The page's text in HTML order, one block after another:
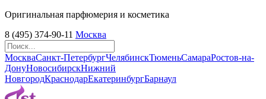
Оригинальная парфюмерия и косметика
8 (495) 374-90-11 Москва
МоскваСанкт-ПетербургЧелябинскТюменьСамараРостов-на-
ДонуНовосибирскНижний
НовгородКраснодарЕкатеринбургБарнаул